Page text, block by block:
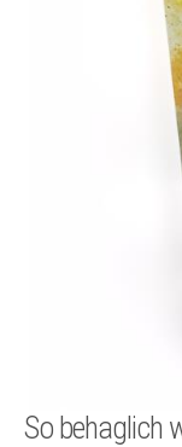
So behaglich